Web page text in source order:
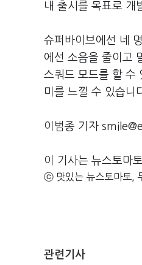
내 출시를 목표로 개
슈퍼바이브에선 네
에선 소음을 줄이고
스쿼드 모드를 할 수
미를 느낄 수 있습니
이범종 기자
이 기사는 뉴스토마
ⓒ 맛있는 뉴스토마토,
관련기사